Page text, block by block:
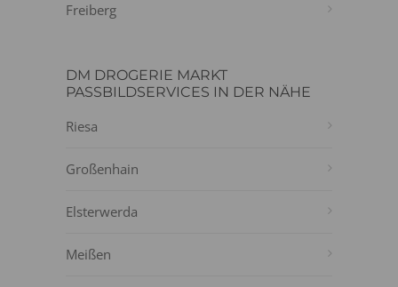
Freiberg
DM DROGERIE MARKT
PASSBILDSERVICES IN DER NÄHE
Riesa
Großenhain
Elsterwerda
Meißen